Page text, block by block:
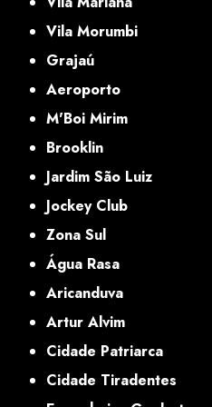
Vila Morumbi
Grajaú
Aeroporto
M'Boi Mirim
Brooklin
Jardim São Luiz
Jockey Club
Zona Sul
Água Rasa
Aricanduva
Artur Alvim
Cidade Patriarca
Cidade Tiradentes